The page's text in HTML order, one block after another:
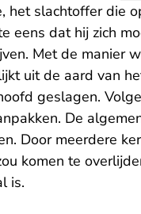
het slachtoffer die
eens dat hij zich
Met de manier
uit de aard van
geslagen.
De
Door meerdere
komen te
is.